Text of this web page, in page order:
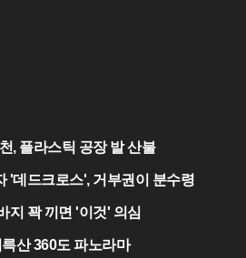
, 플라스틱 공장 발 산불
'데드크로스', 거부권이 분수령
지 꽉 끼면 '이것' 의심
산 360도 파노라마